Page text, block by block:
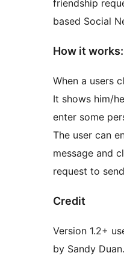
friendship
based Social
How it
When a users
It shows him/
enter some
The user can
message and
request to
Credit
Version 1.2+
by Sandy Duan.